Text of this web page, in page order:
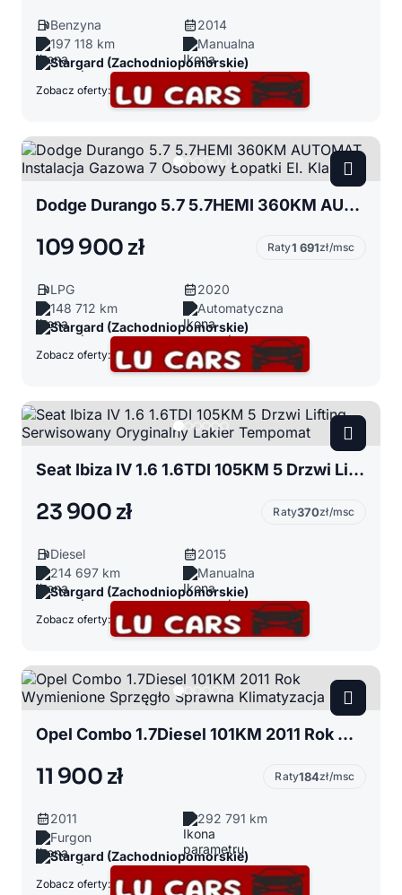
Benzyna
2014
197 118 km
Manualna
Stargard (Zachodniopomorskie)
Zobacz oferty:
Dodge Durango 5.7 5.7HEMI 360KM AUTOMAT Instalacja Gazowa 7 Osobowy Łopatki El. Klapa
109 900 zł Raty1 691zł/msc
LPG
2020
148 712 km
Automatyczna
Stargard (Zachodniopomorskie)
Zobacz oferty:
Seat Ibiza IV 1.6 1.6TDI 105KM 5 Drzwi Lifting Serwisowany Oryginalny Lakier Tempomat
23 900 zł Raty370zł/msc
Diesel
2015
214 697 km
Manualna
Stargard (Zachodniopomorskie)
Zobacz oferty:
Opel Combo 1.7Diesel 101KM 2011 Rok Wymienione Sprzęgło Sprawna Klimatyzacja
11 900 zł Raty184zł/msc
2011
292 791 km
Furgon
Stargard (Zachodniopomorskie)
Zobacz oferty: